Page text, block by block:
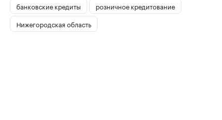
банковские кредиты
розничное кредитование
Нижегородская область